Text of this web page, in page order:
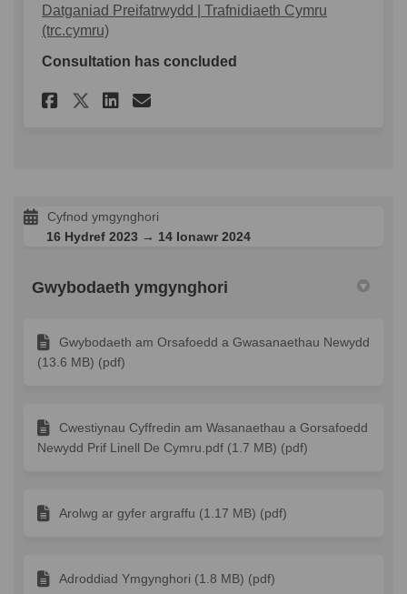
Datganiad Preifatrwydd | Trafnidiaeth Cymru
(trc.cymru)
Consultation has concluded
Rhannu Ymgynghori ar
Rhannu Ymgynghori Ar
Rhannu Ymgynghori Ar
E-bost Ymgynghori
Cyfnod ymgynghori
16 Hydref 2023 → 14 Ionawr 2024
Gwybodaeth ymgynghori
Gwybodaeth am Orsafoedd a Gwasanaethau Newydd
(13.6 MB) (pdf)
Cwestiynau Cyffredin am Wasanaethau a Gorsafoedd
Newydd Prif Linell De Cymru.pdf (1.7 MB) (pdf)
Arolwg ar gyfer argraffu (1.17 MB) (pdf)
Adroddiad Ymgynghori (1.8 MB) (pdf)